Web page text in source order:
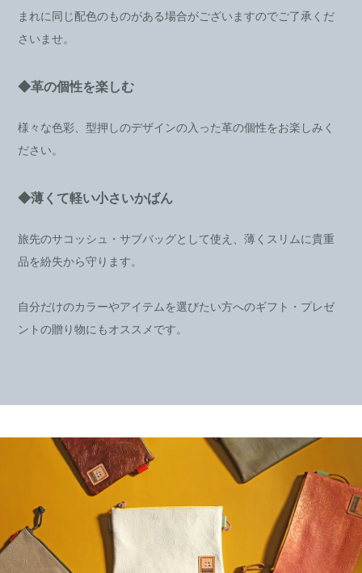
まれに同じ配色のものがある場合がございますのでご了承くだ
さいませ。
◆革の個性を楽しむ
様々な色彩、型押しのデザインの入った革の個性をお楽しみく
ださい。
◆薄くて軽い小さいかばん
旅先のサコッシュ・サブバッグとして使え、薄くスリムに貴重
品を紛失から守ります。
自分だけのカラーやアイテムを選びたい方へのギフト・プレゼ
ントの贈り物にもオススメです。